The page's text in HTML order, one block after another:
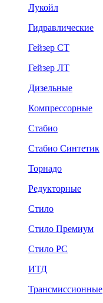
Лукойл
Гидравлические
Гейзер СТ
Гейзер ЛТ
Дизельные
Компрессорные
Стабио
Стабио Синтетик
Торнадо
Редукторные
Стило
Стило Премиум
Стило РС
ИТД
Трансмиссионные